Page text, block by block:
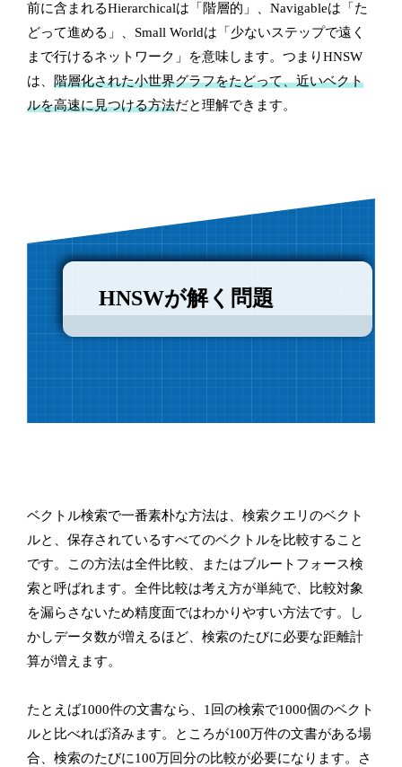
前に含まれるHierarchicalは「階層的」、Navigableは「た
どって進める」、Small Worldは「少ないステップで遠く
まで行けるネットワーク」を意味します。つまりHNSW
は、階層化された小世界グラフをたどって、近いベクト
ルを高速に見つける方法だと理解できます。
HNSWが解く問題
ベクトル検索で一番素朴な方法は、検索クエリのベクト
ルと、保存されているすべてのベクトルを比較すること
です。この方法は全件比較、またはブルートフォース検
索と呼ばれます。全件比較は考え方が単純で、比較対象
を漏らさないため精度面ではわかりやすい方法です。し
かしデータ数が増えるほど、検索のたびに必要な距離計
算が増えます。
たとえば1000件の文書なら、1回の検索で1000個のベクト
ルと比べれば済みます。ところが100万件の文書がある場
合、検索のたびに100万回分の比較が必要になります。さ